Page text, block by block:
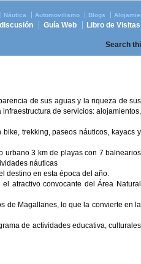
Náutica Automovilismo Blogs
Guía Web Libro de Visitas
Search
de sus aguas y la riqueza de sus
de servicios: alojamientos,
trekking, paseos náuticos, kayacs y
urbano 3 km de playas con 7 balnearios
náuticas
destino en esta época del año.
atractivo convocante del Área Natural
de Magallanes, lo que la convierte en la
de actividades educativa, culturales